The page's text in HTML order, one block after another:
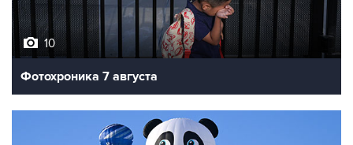
10
Фотохроника 7 августа